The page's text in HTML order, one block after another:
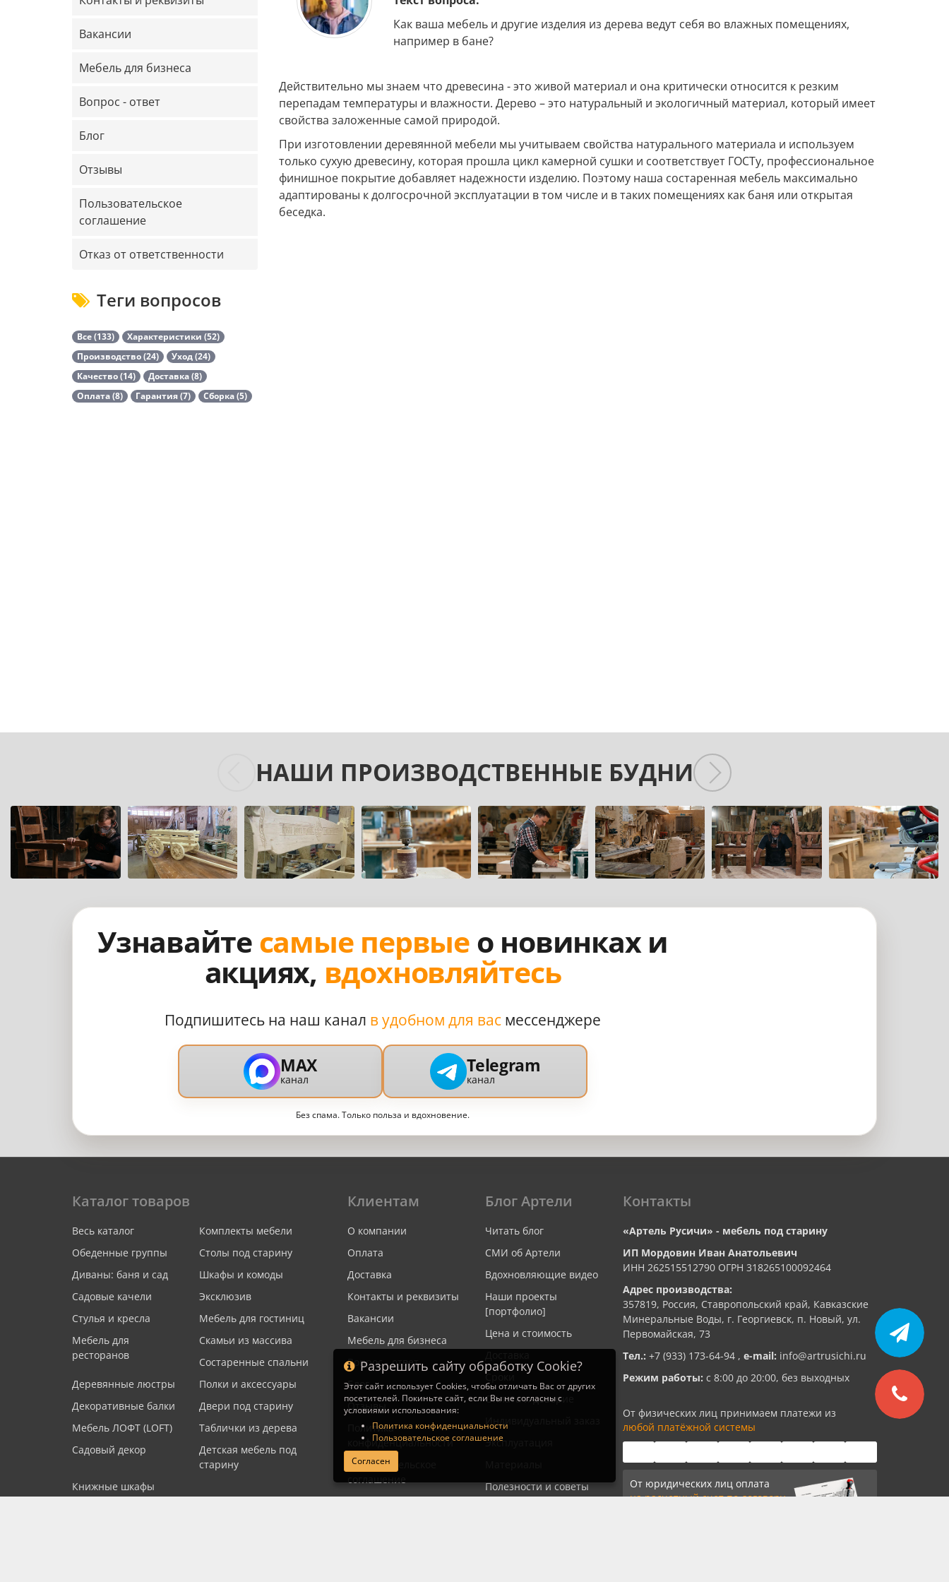
Как ваша мебель и другие изделия из дерева ведут себя во влажных помещениях,
например в бане?
Действительно мы знаем что древесина - это живой материал и она критически относится к резким
перепадам температуры и влажности. Дерево – это натуральный и экологичный материал, который имеет
свойства заложенные самой природой.
При изготовлении деревянной мебели мы учитываем свойства натурального материала и используем
только сухую древесину, которая прошла цикл камерной сушки и соответствует ГОСТу, профессиональное
финишное покрытие добавляет надежности изделию. Поэтому наша состаренная мебель максимально
адаптированы к долгосрочной эксплуатации в том числе и в таких помещениях как баня или открытая
беседка.
Вакансии
Мебель для бизнеса
Вопрос - ответ
Блог
Отзывы
Пользовательское
соглашение
Отказ от ответственности
Теги вопросов
Все (133)
Характеристики (52)
Производство (24)
Уход (24)
Качество (14)
Доставка (8)
Оплата (8)
Гарантия (7) Сборка (5)
НАШИ ПРОИЗВОДСТВЕННЫЕ БУДНИ
Узнавайтесамые первыео новинках и
акциях, вдохновляйтесь
Подпишитесь на наш канал в удобном для вас мессенджере
MAX
канал
Telegram
канал
Без спама. Только польза и вдохновение.
Каталог товаров
Весь каталог
Комплекты мебели
Обеденные группы
Столы под старину
Диваны: баня и сад
Шкафы и комоды
Садовые качели
Эксклюзив
Стулья и кресла
Мебель для гостиниц
Мебель для
ресторанов
Скамьи из массива
Состаренные спальни
Деревянные люстры
Полки и аксессуары
Декоративные балки
Двери под старину
Мебель ЛОФТ (LOFT)
Таблички из дерева
Садовый декор
Детская мебель под
старину
Книжные шкафы
Клиентам
О компании
Оплата
Доставка
Контакты и реквизиты
Вакансии
Мебель для бизнеса
Вопрос - ответ
Блог
Отзывы
Политика
конфиденциальности
Пользовательское
соглашение
Блог Артели
Читать блог
СМИ об Артели
Вдохновляющие видео
Наши проекты
[портфолио]
Цена и стоимость
Сроки
Оплата и доверие
Эксплуатация
Полезности и советы
Контакты
«Артель Русичи» - мебель под старину
ИП Мордовин Иван Анатольевич
ИНН 262515512790 ОГРН 318265100092464
Адрес производства:
357819, Россия, Ставропольский край, Кавказские
Минеральные Воды, г. Георгиевск, п. Новый, ул.
Первомайская, 73
Тел.: +7 (933) 173-64-94 , e-mail: info@artrusichi.ru
Режим работы: с 8:00 до 20:00, без выходных
От физических лиц принимаем платежи из
любой платёжной системы
От юридических лиц оплата
на расчетный счет по договору
Разрешить сайту обработку Cookie?
Этот сайт использует Cookies, чтобы отличать Вас от других
посетителей. Покиньте сайт, если Вы не согласны с
условиями использования:
Политика конфиденциальности
Пользовательское соглашение
Согласен